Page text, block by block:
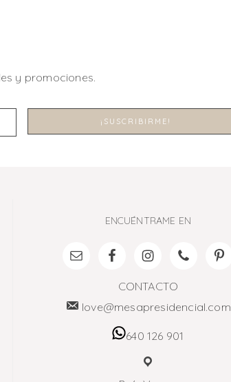
y promociones.
ENCUÉNTRAME EN
CONTACTO
love@mesapresidencial.com
640 126 901